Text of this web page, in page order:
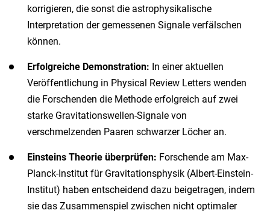
korrigieren, die sonst die astrophysikalische
Interpretation der gemessenen Signale verfälschen
können.
Erfolgreiche Demonstration: In einer aktuellen
Veröffentlichung in Physical Review Letters wenden
die Forschenden die Methode erfolgreich auf zwei
starke Gravitationswellen-Signale von
verschmelzenden Paaren schwarzer Löcher an.
Einsteins Theorie überprüfen: Forschende am Max-
Planck-Institut für Gravitationsphysik (Albert-Einstein-
Institut) haben entscheidend dazu beigetragen, indem
sie das Zusammenspiel zwischen nicht optimaler